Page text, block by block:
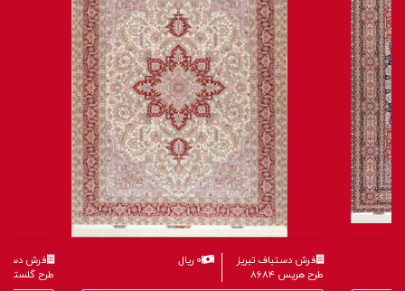
فرش
طرح گلستانی
۰ ریال
فرش دستباف تبریز
طرح هریس ۸۶۸۴